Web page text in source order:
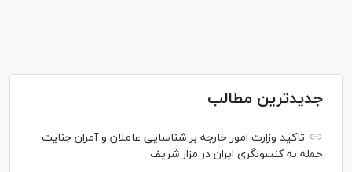
جدیدترین مطالب
تاکید وزارت امور خارجه بر شناسایی عاملان و آمران جنایت
حمله به کنسولگری ایران در مزار شریف